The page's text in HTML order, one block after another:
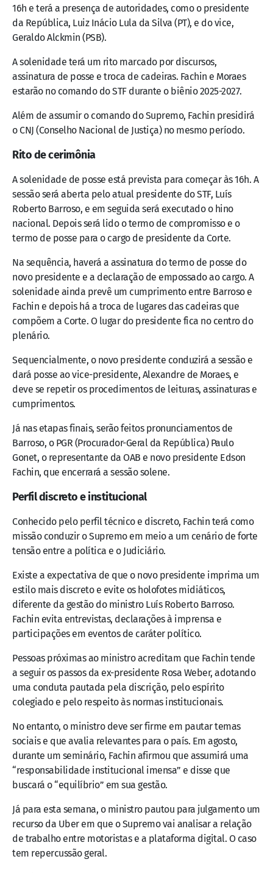
16h e terá a presença de autoridades, como o presidente
da República, Luiz Inácio Lula da Silva (PT), e do vice,
Geraldo Alckmin (PSB).
A solenidade terá um rito marcado por discursos,
assinatura de posse e troca de cadeiras. Fachin e Moraes
estarão no comando do STF durante o biênio 2025-2027.
Além de assumir o comando do Supremo, Fachin presidirá
o CNJ (Conselho Nacional de Justiça) no mesmo período.
Rito de cerimônia
A solenidade de posse está prevista para começar às 16h. A
sessão será aberta pelo atual presidente do STF, Luís
Roberto Barroso, e em seguida será executado o hino
nacional. Depois será lido o termo de compromisso e o
termo de posse para o cargo de presidente da Corte.
Na sequência, haverá a assinatura do termo de posse do
novo presidente e a declaração de empossado ao cargo. A
solenidade ainda prevê um cumprimento entre Barroso e
Fachin e depois há a troca de lugares das cadeiras que
compõem a Corte. O lugar do presidente fica no centro do
plenário.
Sequencialmente, o novo presidente conduzirá a sessão e
dará posse ao vice-presidente, Alexandre de Moraes, e
deve se repetir os procedimentos de leituras, assinaturas e
cumprimentos.
Já nas etapas finais, serão feitos pronunciamentos de
Barroso, o PGR (Procurador-Geral da República) Paulo
Gonet, o representante da OAB e novo presidente Edson
Fachin, que encerrará a sessão solene.
Perfil discreto e institucional
Conhecido pelo perfil técnico e discreto, Fachin terá como
missão conduzir o Supremo em meio a um cenário de forte
tensão entre a política e o Judiciário.
Existe a expectativa de que o novo presidente imprima um
estilo mais discreto e evite os holofotes midiáticos,
diferente da gestão do ministro Luís Roberto Barroso.
Fachin evita entrevistas, declarações à imprensa e
participações em eventos de caráter político.
Pessoas próximas ao ministro acreditam que Fachin tende
a seguir os passos da ex-presidente Rosa Weber, adotando
uma conduta pautada pela discrição, pelo espírito
colegiado e pelo respeito às normas institucionais.
No entanto, o ministro deve ser firme em pautar temas
sociais e que avalia relevantes para o país. Em agosto,
durante um seminário, Fachin afirmou que assumirá uma
“responsabilidade institucional imensa” e disse que
buscará o “equilíbrio” em sua gestão.
Já para esta semana, o ministro pautou para julgamento um
recurso da Uber em que o Supremo vai analisar a relação
de trabalho entre motoristas e a plataforma digital. O caso
tem repercussão geral.